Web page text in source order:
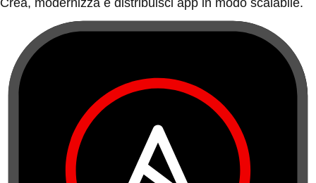
Crea, modernizza e distribuisci app in modo scalabile.